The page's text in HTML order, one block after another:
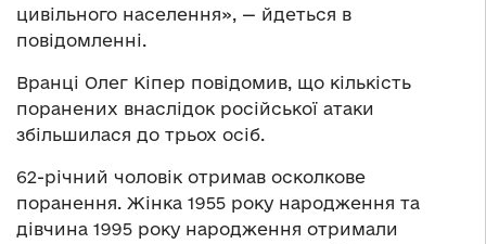
цивільного населення», — йдеться в
повідомленні.
Вранці Олег Кіпер повідомив, що кількість
поранених внаслідок російської атаки
збільшилася до трьох осіб.
62-річний чоловік отримав осколкове
поранення. Жінка 1955 року народження та
дівчина 1995 року народження отримали